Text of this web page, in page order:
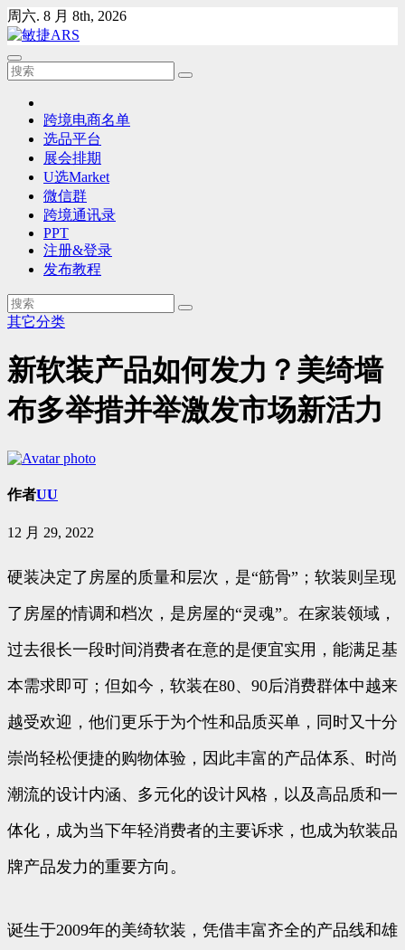
Skip
to
content
周六. 8 月 8th, 2026
跨境电商名单
选品平台
展会排期
U选Market
微信群
跨境通讯录
PPT
注册&登录
发布教程
其它分类
新软装产品如何发力？美绮墙
布多举措并举激发市场新活力
作者UU
12 月 29, 2022
硬装决定了房屋的质量和层次，是“筋骨”；软装则呈现
了房屋的情调和档次，是房屋的“灵魂”。在家装领域，
过去很长一段时间消费者在意的是便宜实用，能满足基
本需求即可；但如今，软装在80、90后消费群体中越来
越受欢迎，他们更乐于为个性和品质买单，同时又十分
崇尚轻松便捷的购物体验，因此丰富的产品体系、时尚
潮流的设计内涵、多元化的设计风格，以及高品质和一
体化，成为当下年轻消费者的主要诉求，也成为软装品
牌产品发力的重要方向。
诞生于2009年的美绮软装，凭借丰富齐全的产品线和雄